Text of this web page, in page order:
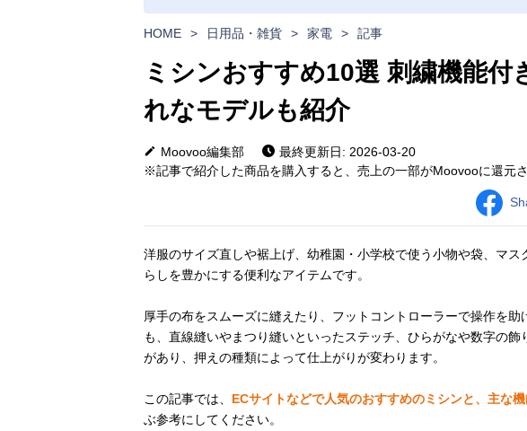
HOME > 日用品・雑貨 > 家電 > 記事
ミシンおすすめ10選 刺繍機能付
れなモデルも紹介
Moovoo編集部
最終更新日: 2026-03-20
※記事で紹介した商品を購入すると、売上の一部がMoovooに還元さ
洋服のサイズ直しや裾上げ、幼稚園・小学校で使う小物や袋、マス
らしを豊かにする便利なアイテムです。
厚手の布をスムーズに縫えたり、フットコントローラーで操作を
も、直線縫いやまつり縫いといったステッチ、ひらがなや数字の
があり、押えの種類によって仕上がりが変わります。
この記事では、 ECサイトなどで人気のおすすめのミシンと、主な
ぶ参考にしてください。